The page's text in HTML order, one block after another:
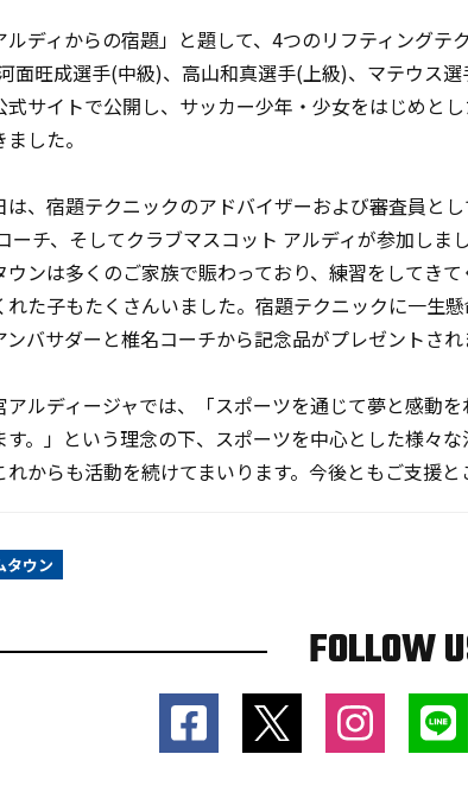
ディからの宿題」と題して、4つのリフティングテ
面旺成選手(中級)、高山和真選手(上級)、マテウス
式サイトで公開し、サッカー少年・少女をはじめと
した。
、宿題テクニックのアドバイザーおよび審査員と
ーチ、そしてクラブマスコット アルディが参加しま
ウンは多くのご家族で賑わっており、練習をしてき
れた子もたくさんいました。宿題テクニックに一生
ンバサダーと椎名コーチから記念品がプレゼントされ
ルディージャでは、「スポーツを通じて夢と感動
す。」という理念の下、スポーツを中心とした様々
れからも活動を続けてまいります。今後ともご支援と
タウン
FOLLOW